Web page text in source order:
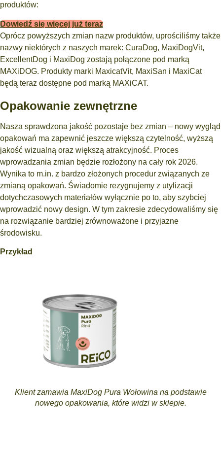
produktów:
Dowiedź się więcej już teraz
Oprócz powyższych zmian nazw produktów, uprościliśmy także
nazwy niektórych z naszych marek: CuraDog, MaxiDogVit,
ExcellentDog i MaxiDog zostają połączone pod marką
MAXiDOG. Produkty marki MaxicatVit, MaxiSan i MaxiCat
będą teraz dostępne pod marką MAXiCAT.
Opakowanie zewnętrzne
Nasza sprawdzona jakość pozostaje bez zmian – nowy wygląd
opakowań ma zapewnić jeszcze większą czytelność, wyższą
jakość wizualną oraz większą atrakcyjność. Proces
wprowadzania zmian będzie rozłożony na cały rok 2026.
Wynika to m.in. z bardzo złożonych procedur związanych ze
zmianą opakowań. Świadomie rezygnujemy z utylizacji
dotychczasowych materiałów wyłącznie po to, aby szybciej
wprowadzić nowy design. W tym zakresie zdecydowaliśmy się
na rozwiązanie bardziej zrównoważone i przyjazne
środowisku.
Przykład
Klient zamawia MaxiDog Pura Wołowina na podstawie
nowego opakowania, które widzi w sklepie.